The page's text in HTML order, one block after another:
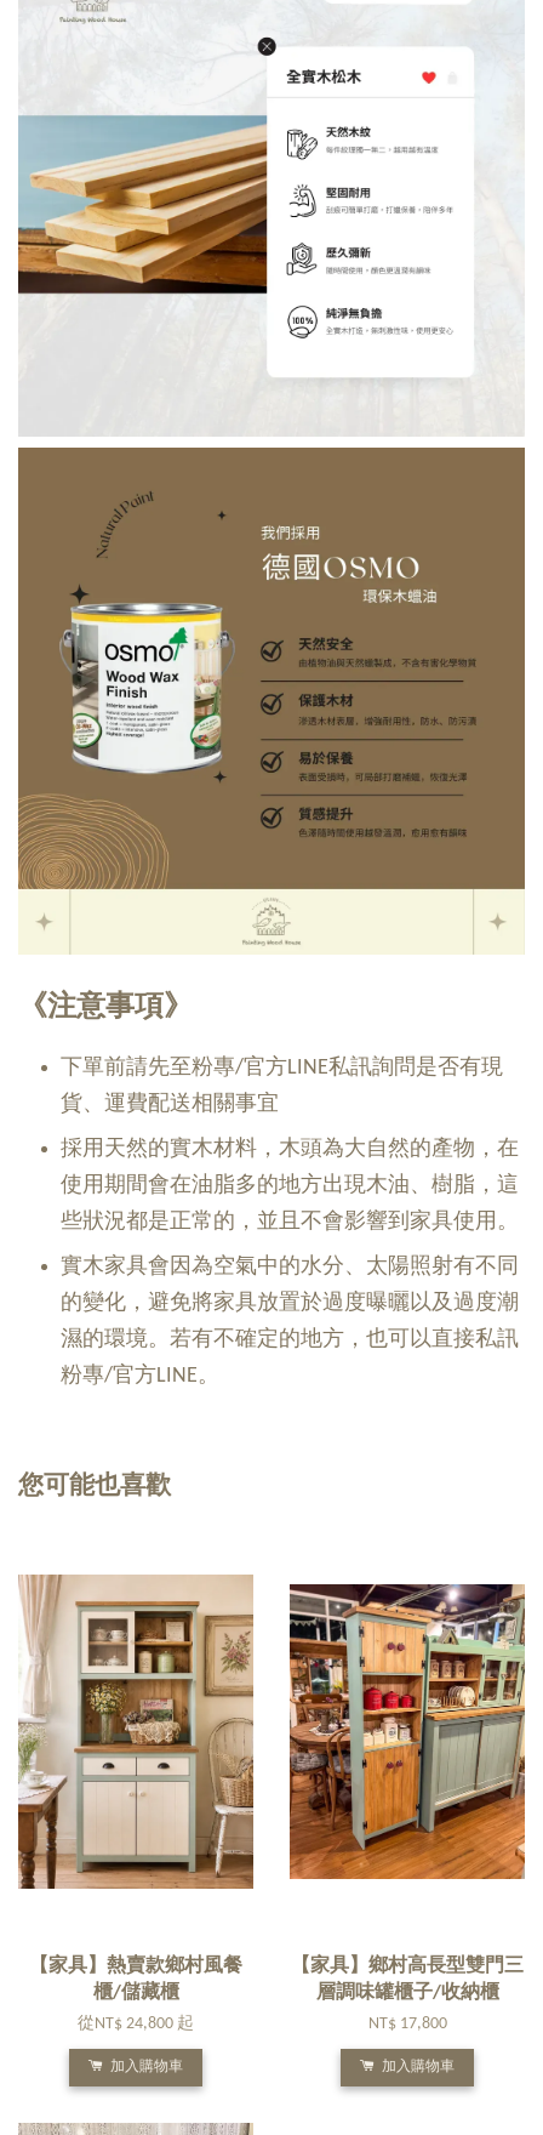
《注意事項》
下單前請先至粉專/官方LINE私訊詢問是否有現
貨、運費配送相關事宜
採用天然的實木材料，木頭為大自然的產物，在
使用期間會在油脂多的地方出現木油、樹脂，這
些狀況都是正常的，並且不會影響到家具使用。
實木家具會因為空氣中的水分、太陽照射有不同
的變化，避免將家具放置於過度曝曬以及過度潮
濕的環境。若有不確定的地方，也可以直接私訊
粉專/官方LINE。
您可能也喜歡
【家具】熱賣款鄉村風餐
櫃/儲藏櫃
從 NT$ 24,800 起
加入購物車
【家具】鄉村高長型雙門三
層調味罐櫃子/收納櫃
NT$ 17,800
加入購物車